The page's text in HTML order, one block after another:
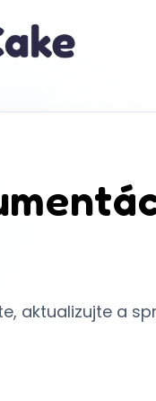
aktualizujte a